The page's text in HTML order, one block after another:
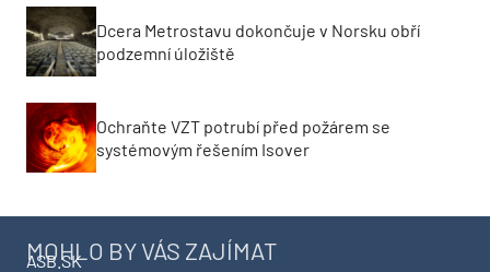
Dcera Metrostavu dokončuje v Norsku obří
podzemní úložiště
Ochraňte VZT potrubí před požárem se
systémovým řešením Isover
MOHLO BY VÁS ZAJÍMAT
ASB.SK